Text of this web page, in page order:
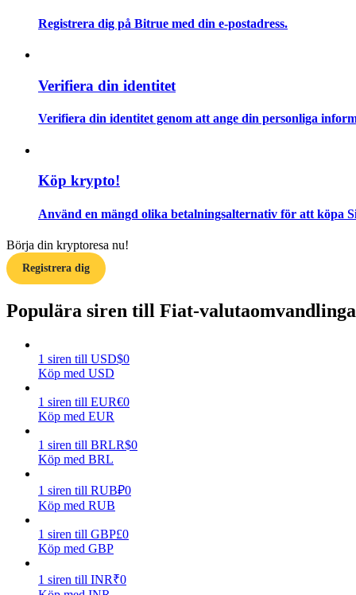
Information
Big data-analys inklusive handelsinformation, etc.
Guide
Handelsstrategier
Lär dig hur du håller dig lönsam
Registrera dig på Bitrue med din e-postadress.
Verifiera din identitet
Verifiera din identitet genom att ange din personliga
Köp krypto!
Använd en mängd olika betalningsalternativ för att köpa
Börja din kryptoresa nu!
Registrera dig
Populära siren till Fiat-
1 siren till USD$0
Köp med USD
1 siren till EUR€0
Köp med EUR
1 siren till BRLR$0
Köp med BRL
1 siren till RUB₽0
Köp med RUB
1 siren till GBP£0
Köp med GBP
1 siren till INR₹0